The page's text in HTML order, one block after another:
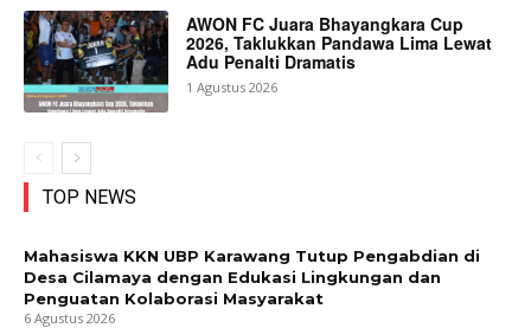
AWON FC Juara Bhayangkara Cup
2026, Taklukkan Pandawa Lima Lewat
Adu Penalti Dramatis
1 Agustus 2026
TOP NEWS
Mahasiswa KKN UBP Karawang Tutup Pengabdian di
Desa Cilamaya dengan Edukasi Lingkungan dan
Penguatan Kolaborasi Masyarakat
6 Agustus 2026